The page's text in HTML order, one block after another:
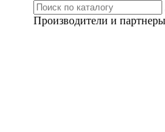
Производители и партнеры